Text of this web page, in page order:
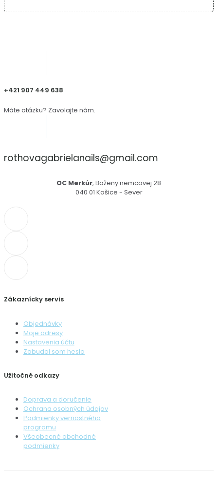
+421 907 449 638
Máte otázku? Zavolajte nám.
rothovagabrielanails@gmail.com
OC Merkúr, Boženy nemcovej 28
040 01 Košice - Sever
Zákaznícky servis
Objednávky
Moje adresy
Nastavenia účtu
Zabudol som heslo
Užitočné odkazy
Doprava a doručenie
Ochrana osobných údajov
Podmienky vernostného
programu
Všeobecné obchodné
podmienky